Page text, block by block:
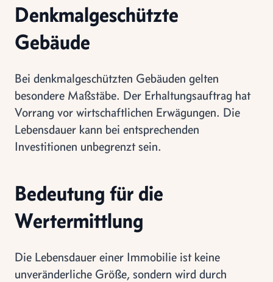
Denkmalgeschützte
Gebäude
Bei denkmalgeschützten Gebäuden gelten
besondere Maßstäbe. Der Erhaltungsauftrag hat
Vorrang vor wirtschaftlichen Erwägungen. Die
Lebensdauer kann bei entsprechenden
Investitionen unbegrenzt sein.
Bedeutung für die
Wertermittlung
Die Lebensdauer einer Immobilie ist keine
unveränderliche Größe, sondern wird durch